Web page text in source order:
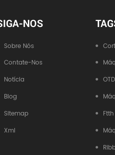
NOS
Sobre Nós
Contate-Nos
Notícia
Blog
Sitemap
Xml